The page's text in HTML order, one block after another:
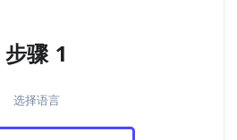
步骤 1
选择语言